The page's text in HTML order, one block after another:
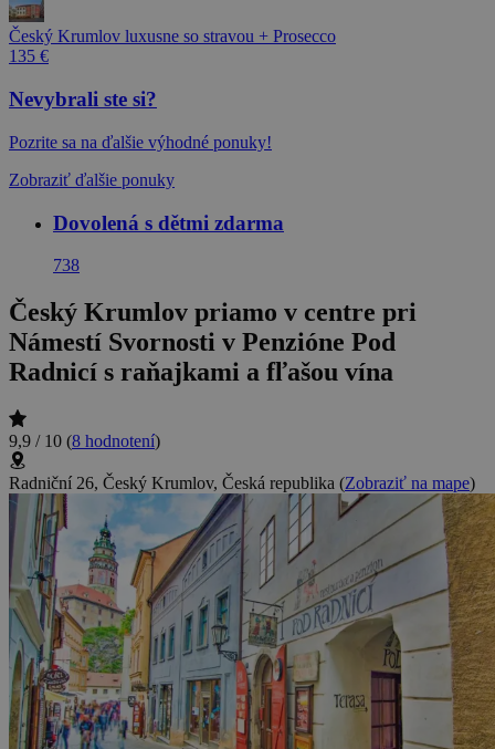
Český Krumlov luxusne so stravou + Prosecco
135 €
Nevybrali ste si?
Pozrite sa na ďalšie výhodné ponuky!
Zobraziť ďalšie ponuky
Dovolená s dětmi zdarma
738
Český Krumlov priamo v centre pri
Námestí Svornosti v Penzióne Pod
Radnicí s raňajkami a fľašou vína
9,9 / 10 (8 hodnotení)
Radniční 26, Český Krumlov, Česká republika (Zobraziť na mape)